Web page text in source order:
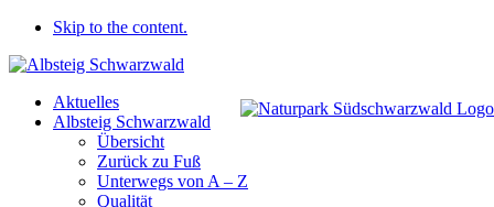
Skip to the content.
Aktuelles
Albsteig Schwarzwald
Übersicht
Zurück zu Fuß
Unterwegs von A – Z
Qualität